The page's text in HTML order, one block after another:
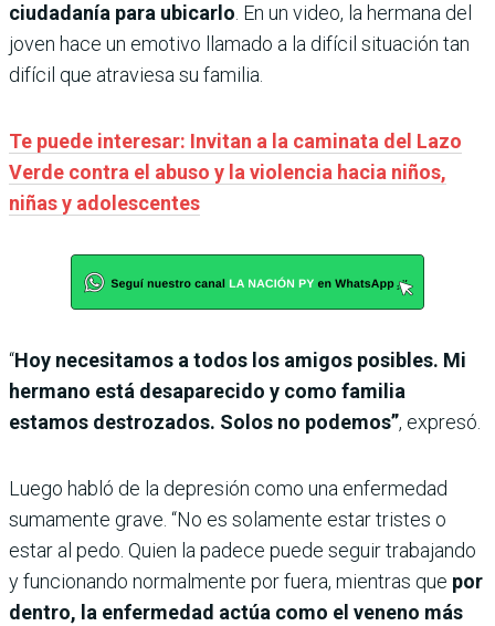
ciudadanía para ubicarlo. En un video, la hermana del
joven hace un emotivo llamado a la difícil situación tan
difícil que atraviesa su familia.
Te puede interesar: Invitan a la caminata del Lazo
Verde contra el abuso y la violencia hacia niños,
niñas y adolescentes
“Hoy necesitamos a todos los amigos posibles. Mi
hermano está desaparecido y como familia
estamos destrozados. Solos no podemos”, expresó.
Luego habló de la depresión como una enfermedad
sumamente grave. “No es solamente estar tristes o
estar al pedo. Quien la padece puede seguir trabajando
y funcionando normalmente por fuera, mientras que por
dentro, la enfermedad actúa como el veneno más